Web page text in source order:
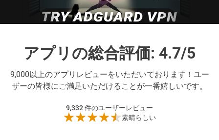
アプリの総合評価: 4.7/5
9,000以上のアプリレビューをいただいております！ユー
ザーの皆様にご満足いただけることが一番嬉しいです。
9,332件のユーザーレビュー
素晴らしい